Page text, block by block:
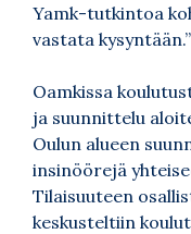
Yamk-tutkintoa
vastata kysyntään.”
Oamkissa
ja suunnittelu
Oulun alueen
insinöörejä
Tilaisuuteen
keskusteltiin